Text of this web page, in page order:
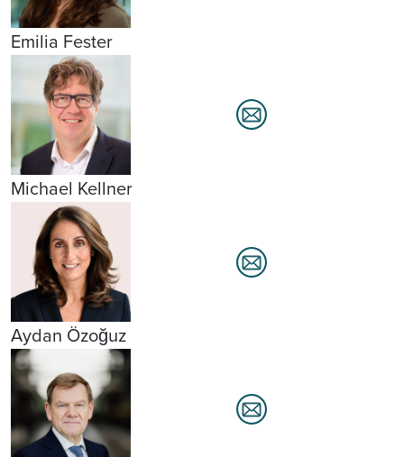
Emilia Fester
Michael Kellner
Aydan Özoğuz